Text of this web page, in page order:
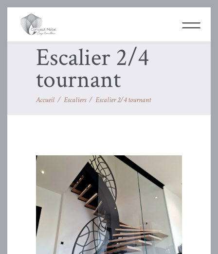
Escalier 2/4
tournant
Accueil / Escaliers/ Escalier 2/4 tournant